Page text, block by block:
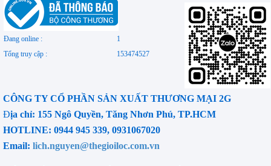
Đang online :
1
Tổng truy cập :
153474527
CÔNG TY CỔ PHẦN SẢN XUẤT THƯƠNG MẠI 2G
Địa chỉ: 155 Ngô Quyền, Tăng Nhơn Phú, TP.HCM
HOTLINE: 0944 945 339, 0931067020
Email: lich.nguyen@thegioiloc.com.vn